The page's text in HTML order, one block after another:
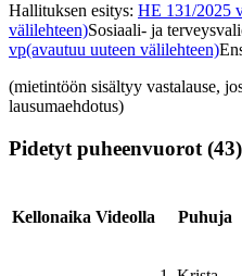
Hallituksen esitys: HE 131/2025
välilehteen)Sosiaali- ja
vp(avautuu uuteen välilehteen)
(mietintöön sisältyy vastalause,
lausumaehdotus)
Pidetyt puheenvuorot (43)
Kellonaika Videolla Puhuja